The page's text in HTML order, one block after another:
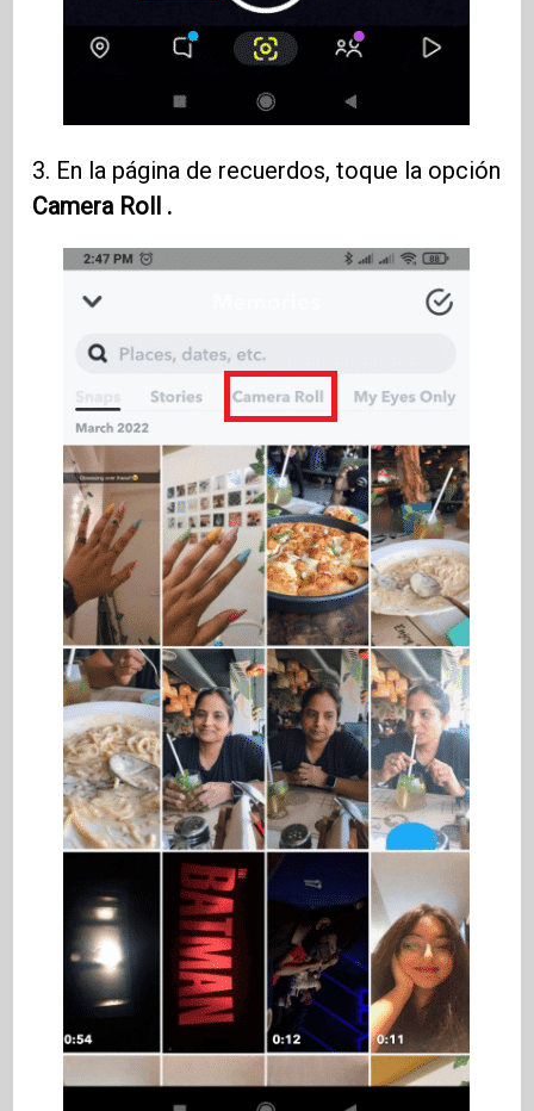
3. En la página de recuerdos, toque la opción
Camera Roll .